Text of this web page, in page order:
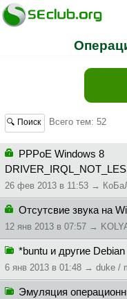
🔍 Поиск Всего тем: 52
PPPoE Windows 8
26 фев 2013 в 11:53 →
Отсутсвие звука на
12 янв 2013 в 07:57 →
*buntu и другие
6 янв 2013 в 01:48 → duke /
Эмуляция